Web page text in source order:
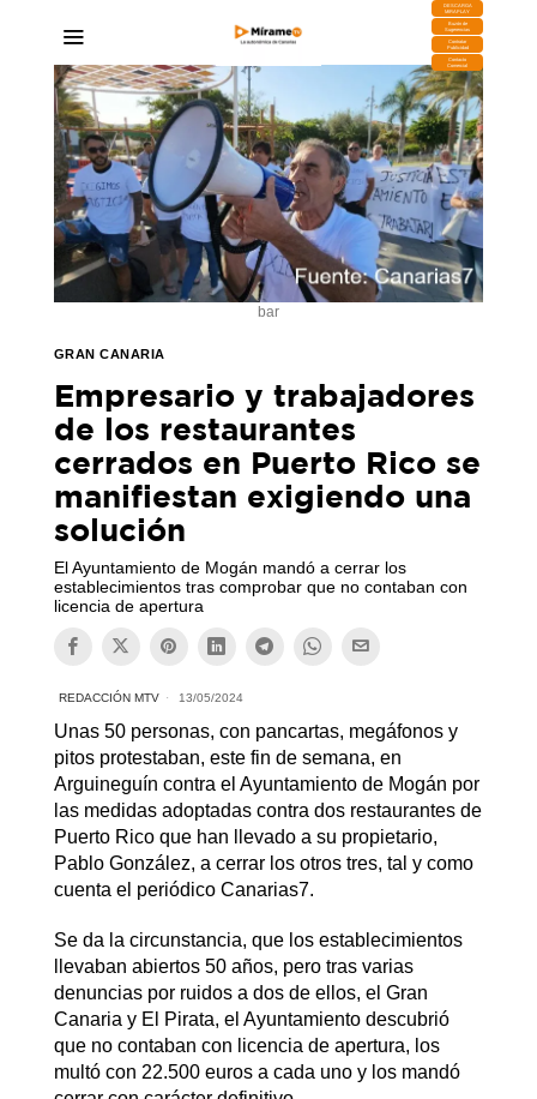
DESCARGA
MIRAPLAY
Buzón de
Sugerencias
Contratar
Publicidad
Contacto
Comercial
bar
GRAN CANARIA
Empresario y trabajadores
de los restaurantes
cerrados en Puerto Rico se
manifiestan exigiendo una
solución
El Ayuntamiento de Mogán mandó a cerrar los
establecimientos tras comprobar que no contaban con
licencia de apertura
REDACCIÓN MTV 13/05/2024
Unas 50 personas, con pancartas, megáfonos y
pitos protestaban, este fin de semana, en
Arguineguín contra el Ayuntamiento de Mogán por
las medidas adoptadas contra dos restaurantes de
Puerto Rico que han llevado a su propietario,
Pablo González, a cerrar los otros tres, tal y como
cuenta el periódico Canarias7.
Se da la circunstancia, que los establecimientos
llevaban abiertos 50 años, pero tras varias
denuncias por ruidos a dos de ellos, el Gran
Canaria y El Pirata, el Ayuntamiento descubrió
que no contaban con licencia de apertura, los
multó con 22.500 euros a cada uno y los mandó